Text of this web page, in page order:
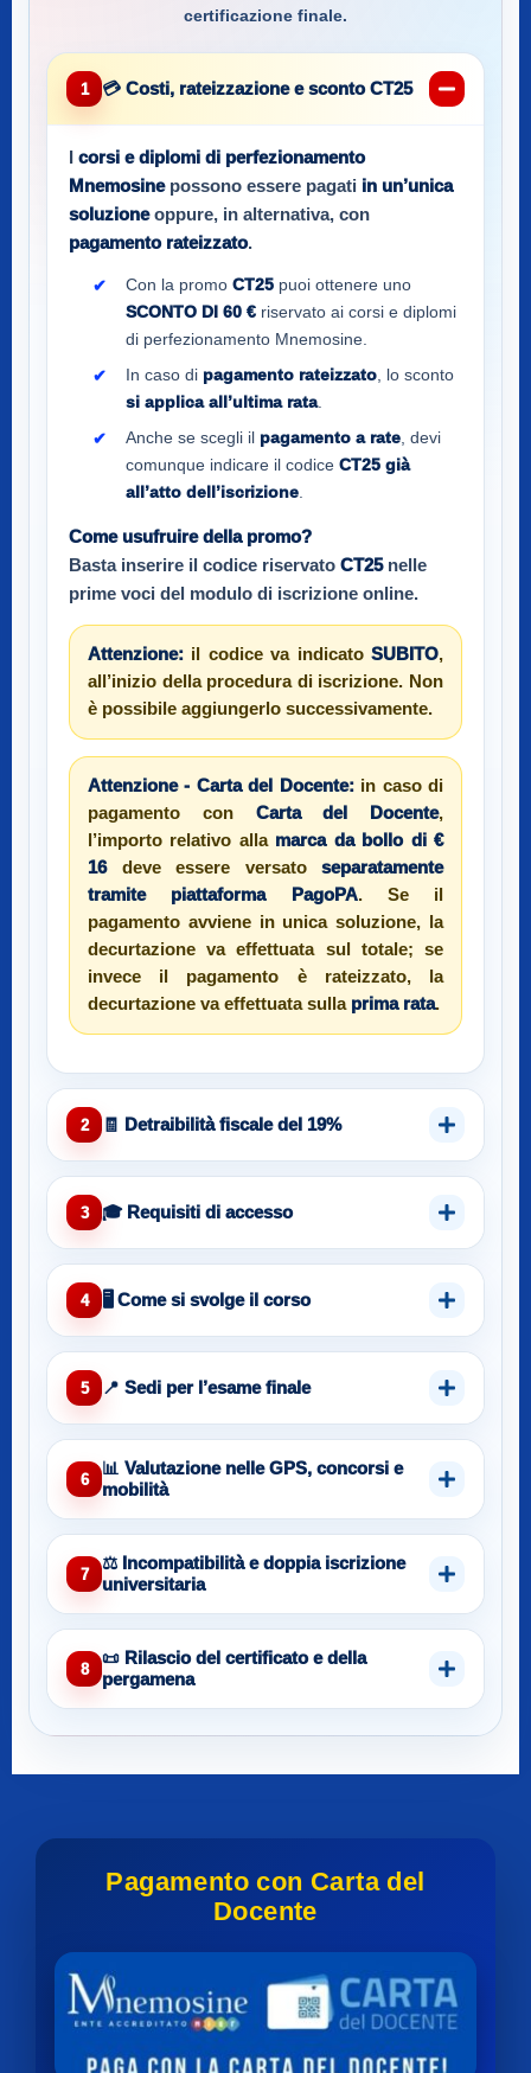
certificazione finale.
1 💳 Costi, rateizzazione e sconto CT25
corsi e diplomi di perfezionamento
Mnemosinepossono essere pagati in un’unica
soluzioneoppure, in alternativa, con
pagamento rateizzato.
Con la promo CT25 puoi ottenere uno
SCONTO DI 60 € riservato ai corsi e diplomi
di perfezionamento Mnemosine.
In caso di pagamento rateizzato , lo sconto
si applica all’ultima rata.
Anche se scegli il pagamento a rate , devi
comunque indicare il codice CT25 già
all’atto dell’iscrizione
Come usufruire della promo?
Basta inserire il codice riservato CT25nelle
prime voci del modulo di iscrizione online.
Attenzione: il codice va indicato SUBITO,
all’inizio della procedura di iscrizione. Non
è possibile aggiungerlo successivamente.
Attenzione - Carta del Docente:in caso di
pagamento con Carta del Docente,
l’importo relativo alla marca da bollo di €
16deve essere versato separatamente
tramite piattaforma PagoPA. Se il
pagamento avviene in unica soluzione, la
decurtazione va effettuata sul totale; se
invece il pagamento è rateizzato, la
decurtazione va effettuata sulla prima rata.
2 🧾 Detraibilità fiscale del 19%
3 🎓 Requisiti di accesso
4 🖥️ Come si svolge il corso
5 📍 Sedi per l’esame finale
6
📊 Valutazione nelle GPS, concorsi e
mobilità
7
⚖️ Incompatibilità e doppia iscrizione
universitaria
8
📜 Rilascio del certificato e della
pergamena
Pagamento con Carta del
Docente